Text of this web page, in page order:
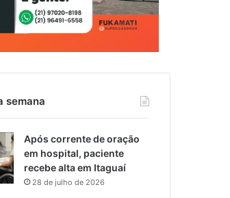
semana
Após corrente de oração
em hospital, paciente
recebe alta em Itaguaí
28 de julho de 2026